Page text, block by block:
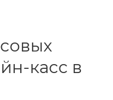
касс в